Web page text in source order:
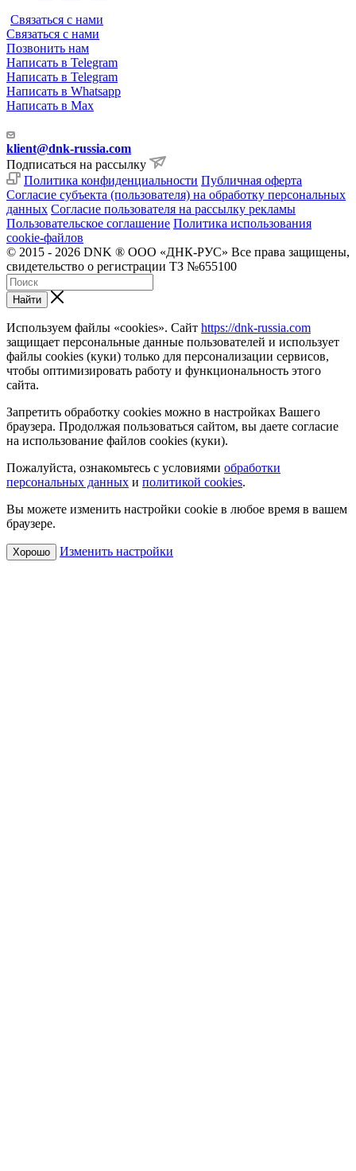
Связаться с нами
Связаться с нами
Позвонить нам
Написать в Telegram
Написать в Telegram
Написать в Whatsapp
Написать в Max
klient@dnk-russia.com
Подписаться на рассылку
Политика конфиденциальности Публичная оферта
Согласие субъекта (пользователя) на обработку персональных
данных Согласие пользователя на рассылку рекламы
Пользовательское соглашение Политика использования
cookie-файлов
© 2015 - 2026 DNK ® ООО «ДНК-РУС» Все права защищены,
свидетельство о регистрации ТЗ №655100
Найти
Используем файлы «cookies». Сайт https://dnk-russia.com
защищает персональные данные пользователей и использует
файлы cookies (куки) только для персонализации сервисов,
чтобы оптимизировать работу и функциональность этого
сайта.
Запретить обработку cookies можно в настройках Вашего
браузера. Продолжая пользоваться сайтом, вы даете согласие
на использование файлов cookies (куки).
Пожалуйста, ознакомьтесь с условиями обработки
персональных данных и политикой cookies.
Вы можете изменить настройки cookie в любое время в вашем
браузере.
Хорошо Изменить настройки